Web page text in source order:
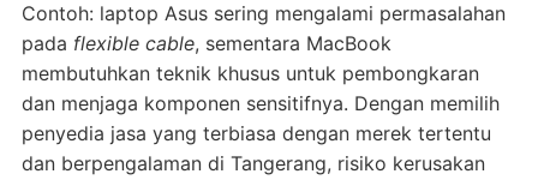
Contoh: laptop Asus sering mengalami permasalahan
pada flexible cable, sementara MacBook
membutuhkan teknik khusus untuk pembongkaran
dan menjaga komponen sensitifnya. Dengan memilih
penyedia jasa yang terbiasa dengan merek tertentu
dan berpengalaman di Tangerang, risiko kerusakan